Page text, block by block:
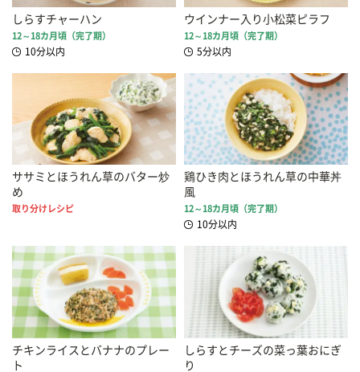
しらすチャーハン
12～18カ月頃（完了期）
10分以内
ウインナー入り小松菜ピラフ
12～18カ月頃（完了期）
5分以内
ササミとほうれん草のバター炒
め
取り分けレシピ
鶏ひき肉とほうれん草の中華丼
風
12～18カ月頃（完了期）
10分以内
チキンライスとバナナのプレー
ト
しらすとチーズの菜っ葉おにぎ
り